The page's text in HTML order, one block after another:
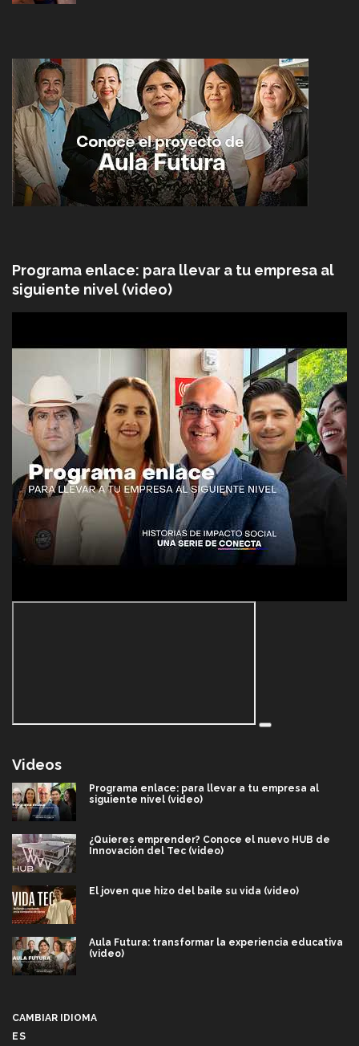
Programa enlace: para llevar a tu empresa al
siguiente nivel (video)
Videos
Programa enlace: para llevar a tu empresa al
siguiente nivel (video)
¿Quieres emprender? Conoce el nuevo HUB de
Innovación del Tec (video)
El joven que hizo del baile su vida (video)
Aula Futura: transformar la experiencia educativa
(video)
CAMBIAR IDIOMA
ES